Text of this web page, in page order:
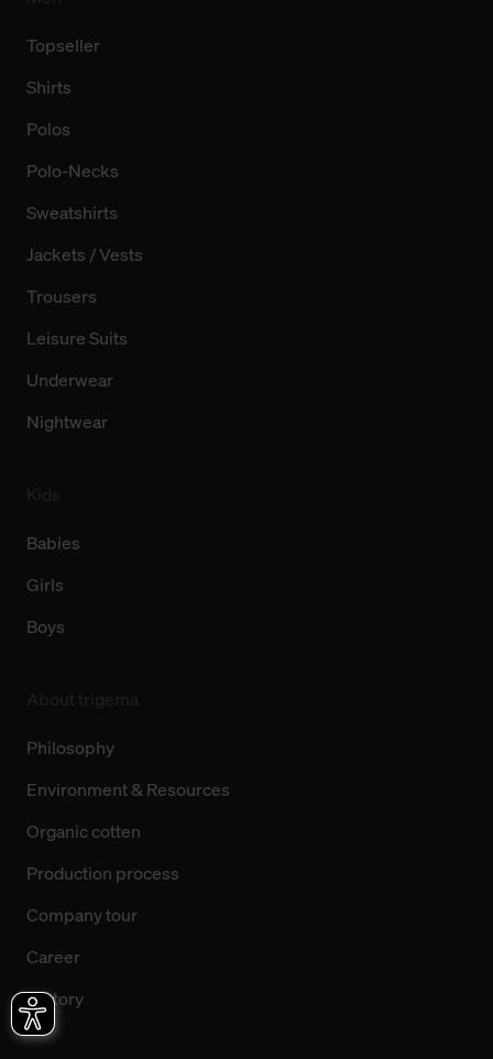
Topseller
Shirts
Polos
Polo-Necks
Sweatshirts
Jackets / Vests
Trousers
Leisure Suits
Underwear
Nightwear
Babies
Girls
Boys
Philosophy
Environment & Resources
Organic cotten
Production process
Company tour
Career
History